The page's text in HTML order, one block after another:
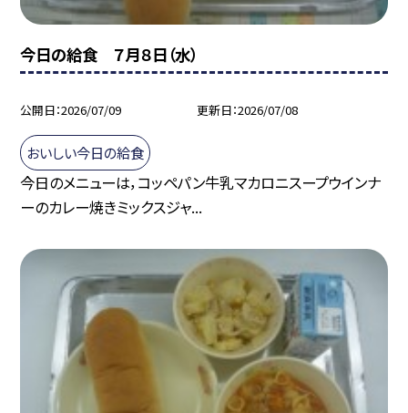
今日の給食 ７月８日（水）
公開日 2026/07/09 更新日 2026/07/08
おいしい今日の給食
今日のメニューは，コッペパン牛乳マカロニスープウインナ
ーのカレー焼きミックスジャ...